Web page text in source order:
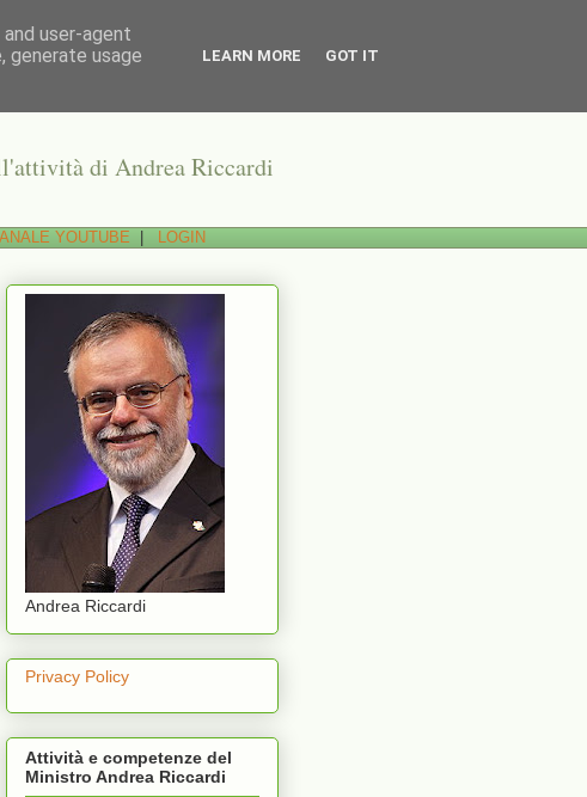
di Andrea Riccardi
YOUTUBE LOGIN
Andrea Riccardi
Privacy Policy
Attività e competenze del
Ministro Andrea Riccardi
user-agent
generate usage
LEARN MORE GOT IT